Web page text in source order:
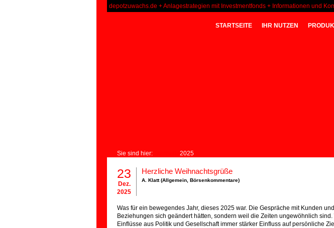
depotzuwachs.de + Anlagestrategien mit Investmentfonds + Informationen und
STARTSEITE IHR NUTZEN
Sie sind hier: 2025
23
Dez.
2025
Herzliche Weihnachtsgrüße
A. Klatt (Allgemein Börsenkommentare)
Was für ein bewegendes Jahr, dieses 2025 war. Die Gespräche mit Kunden
Beziehungen sich geändert hätten, sondern weil die Zeiten ungewöhnlich
Einflüsse aus Politik und Gesellschaft immer stärker Einfluss auf persönliche